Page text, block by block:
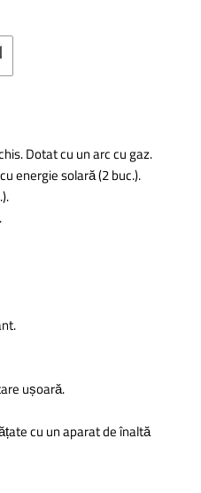
Dotat cu un arc cu gaz.
energie solară (2 buc.).
ușoară.
cu un aparat de înaltă